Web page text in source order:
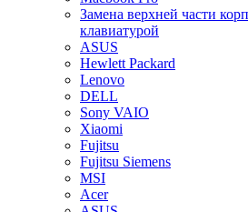
Замена верхней части
клавиатурой
ASUS
Hewlett Packard
Lenovo
DELL
Sony VAIO
Xiaomi
Fujitsu
Fujitsu Siemens
MSI
Acer